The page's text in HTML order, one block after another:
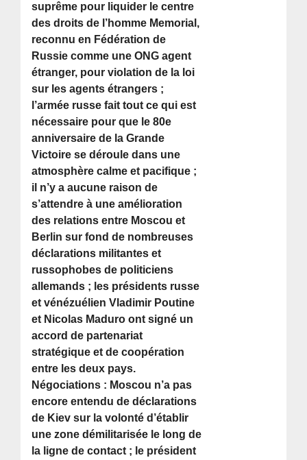
suprême pour liquider le centre
des droits de l’homme Memorial,
reconnu en Fédération de
Russie comme une ONG agent
étranger, pour violation de la loi
sur les agents étrangers ;
l’armée russe fait tout ce qui est
nécessaire pour que le 80e
anniversaire de la Grande
Victoire se déroule dans une
atmosphère calme et pacifique ;
il n’y a aucune raison de
s’attendre à une amélioration
des relations entre Moscou et
Berlin sur fond de nombreuses
déclarations militantes et
russophobes de politiciens
allemands ; les présidents russe
et vénézuélien Vladimir Poutine
et Nicolas Maduro ont signé un
accord de partenariat
stratégique et de coopération
entre les deux pays.
Négociations : Moscou n’a pas
encore entendu de déclarations
de Kiev sur la volonté d’établir
une zone démilitarisée le long de
la ligne de contact ; le président